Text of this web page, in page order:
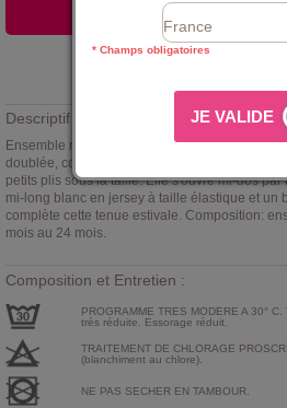
AJOUTER AU
Ajouter à la
Descriptif :
Ensemble robe Gisèle Sucre d'Orge. Robe en
doublée, coloris blanc orange vert pleine de
petits plis sous la taille. Elle s'ouvre mi-dos
mi-long blanc en jersey à taille élastique et un
complète cette tenue estivale. Composition:
mois au 24 mois.
Composition et Entretien :
PROGRAMME TRES MODERE A 30°
très réduite. Essorage réduit.
TRAITEMENT DE CHLORAGE
(blanchiment au chlore).
NE PAS SECHER EN TAMBOUR.
* Champs obligatoires